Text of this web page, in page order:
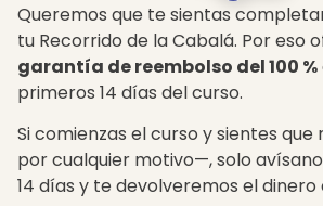
Queremos que te sientas
tu Recorrido de la Cabalá. Por eso
garantía de reembolso del 100 %
primeros 14 días del curso.
Si comienzas el curso y sientes
por cualquier motivo—, solo
14 días y te devolveremos el